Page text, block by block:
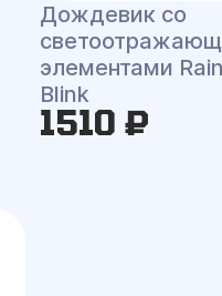
Дождевик со
элементами
Blink
1510 ₽